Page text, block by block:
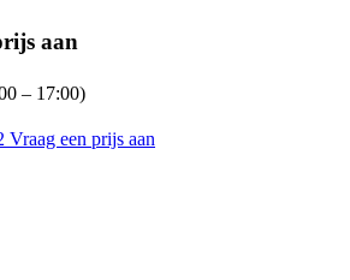
aan
– 17:00)
Vraag een prijs aan